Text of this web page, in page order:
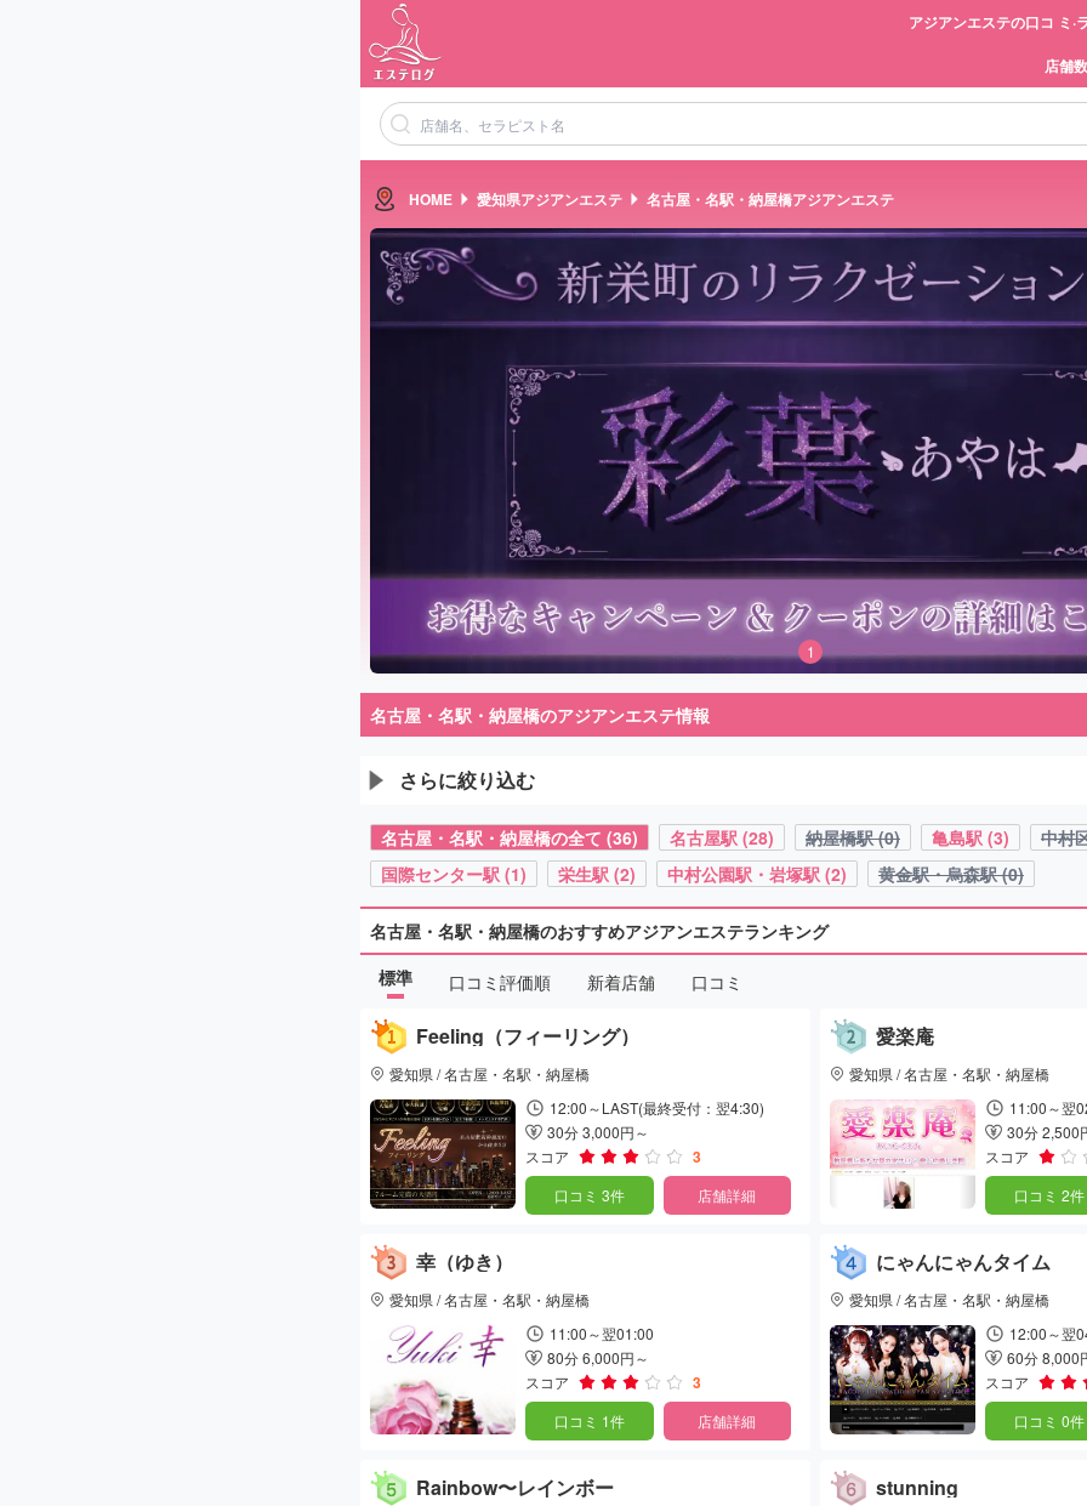
アジアンエステの口コ ミ
店舗数
HOME 愛知県アジアンエステ 名古屋・名駅・納屋橋アジアンエステ
1
名古屋・名駅・納屋橋のアジアンエステ情報
さらに絞り込む
名古屋・名駅・納屋橋の全て (36) 名古屋駅 (28) 納屋橋駅 (0) 亀島駅 (3)
中村
国際センター駅 (1)
栄生駅 (2) 中村公園駅・岩塚駅 (2) 黄金駅・烏森駅 (0)
名古屋・名駅・納屋橋のおすすめアジアンエステランキング
標準
口コミ評価順 新着店舗 口コミ
Feeling（フィーリング）
愛知県 / 名古屋・名駅・納屋橋
12:00～LAST(最終受付：翌4:30)
30分 3,000円～
スコア
3
口コミ 3件 店舗詳細
愛楽庵
愛知県 / 名古屋・名駅・納屋橋
11:00～翌
30分 2,500
スコア
口コミ 2件
幸（ゆき）
愛知県 / 名古屋・名駅・納屋橋
11:00～翌01:00
80分 6,000円～
スコア
3
口コミ 1件 店舗詳細
にゃんにゃんタイム
愛知県 / 名古屋・名駅・納屋橋
12:00～翌
60分 8,000
スコア
口コミ 0件
Rainbow〜レインボー stunning